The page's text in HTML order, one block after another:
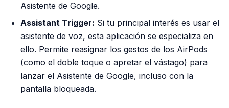
Asistente de Google.
Assistant Trigger: Si tu principal interés es usar el
asistente de voz, esta aplicación se especializa en
ello. Permite reasignar los gestos de los AirPods
(como el doble toque o apretar el vástago) para
lanzar el Asistente de Google, incluso con la
pantalla bloqueada.